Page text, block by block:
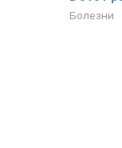
Болезни